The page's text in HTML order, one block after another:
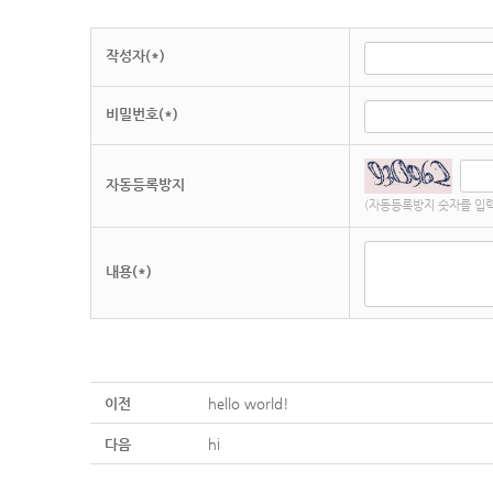
작성자(*)
비밀번호(*)
자동등록방지
(자동등록방지 숫자를 입
내용(*)
이전 hello world!
다음 hi